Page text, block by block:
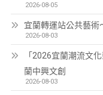
2026-08-05
宜蘭轉運站公共藝術
2026-08-03
「2026宜蘭潮流文
蘭中興文創
2026-08-03